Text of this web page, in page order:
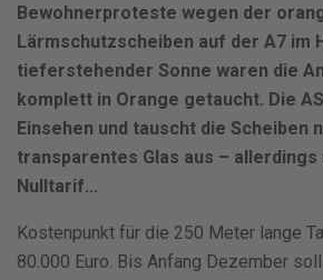
Bewohnerproteste wegen der
Lärmschutzscheiben auf der A7 im
tieferstehender Sonne waren die
komplett in Orange getaucht. Die
Einsehen und tauscht die Scheiben
transparentes Glas aus – allerdings
Nulltarif…
Kostenpunkt für die 250 Meter lange
80.000 Euro. Bis Anfang Dezember